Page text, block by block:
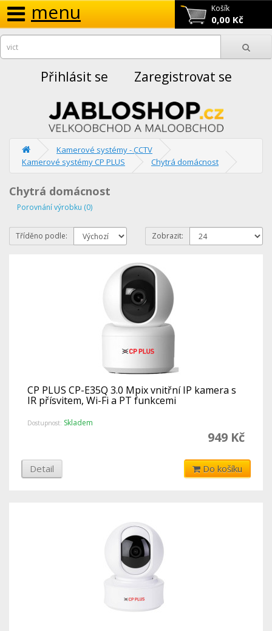
Košík
0,00 Kč
menu
Přihlásit se Zaregistrovat se
Kamerové systémy - CCTV
Kamerové systémy CP PLUS
Chytrá domácnost
Chytrá domácnost
Porovnání výrobku (0)
Tříděno podle: Zobrazit:
CP PLUS CP-E35Q 3.0 Mpix vnitřní IP kamera s
IR přísvitem, Wi-Fi a PT funkcemi
Dostupnost: Skladem
949 Kč
Detail Do košíku